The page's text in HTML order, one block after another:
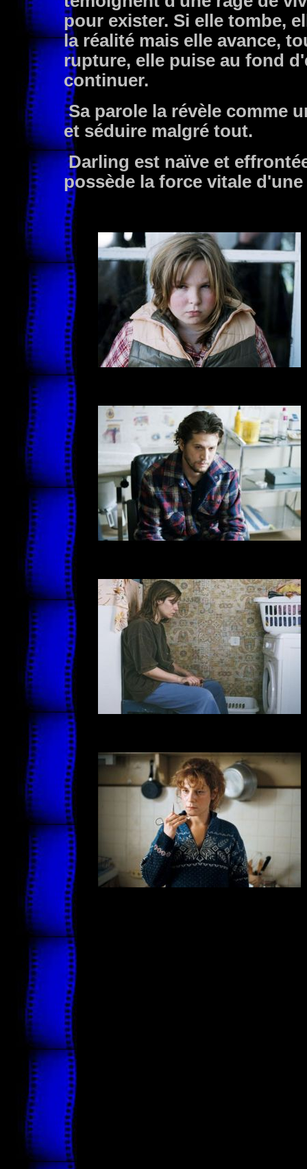
pour exister. Si elle tombe,
la réalité mais elle avance,
rupture, elle puise au fond
continuer.
Sa parole la révèle comme
et séduire malgré tout.
Darling est naïve et
possède la force vitale